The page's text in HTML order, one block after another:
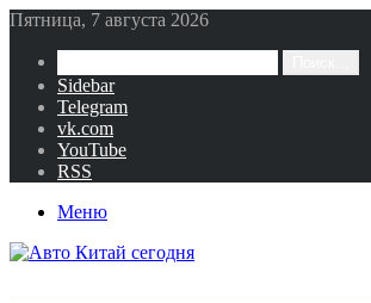
Пятница, 7 августа 2026
Sidebar
Telegram
vk.com
YouTube
RSS
Меню